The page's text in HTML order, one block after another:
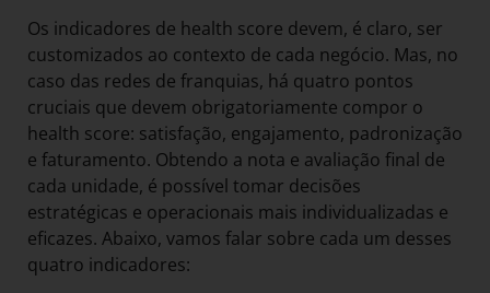
Os indicadores de health score devem, é claro, ser
customizados ao contexto de cada negócio. Mas, no
caso das redes de franquias, há quatro pontos
cruciais que devem obrigatoriamente compor o
health score: satisfação, engajamento, padronização
e faturamento. Obtendo a nota e avaliação final de
cada unidade, é possível tomar decisões
estratégicas e operacionais mais individualizadas e
eficazes. Abaixo, vamos falar sobre cada um desses
quatro indicadores: